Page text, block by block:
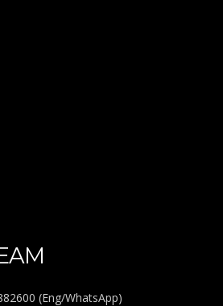
(Eng/WhatsApp)